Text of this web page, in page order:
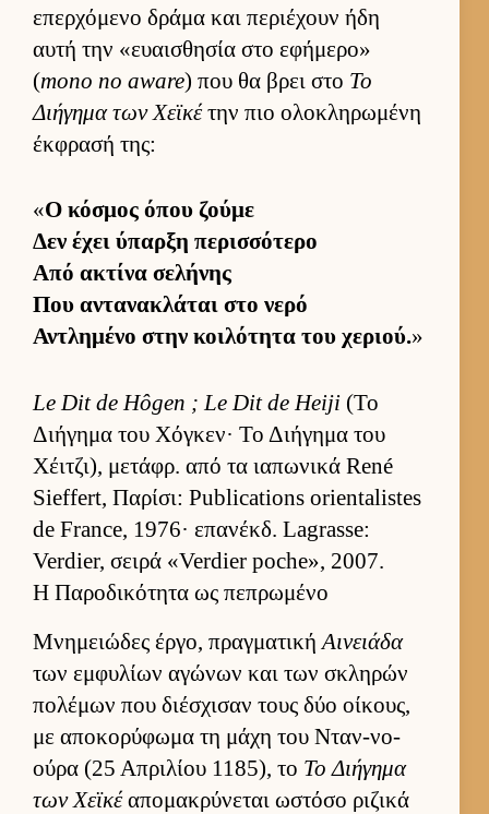
επερ­χόμενο δράμα και περιέχουν ήδη
αυτή την «ευαι­σθησία στο εφήμερο»
(mono no aware) που θα βρει στο Το
Διήγημα των Χεϊκέτην πιο ολοκληρωμένη
έκ­φρασή της:
«Ο κόσμος όπου ζούμε
Δεν έχει ύπαρξη περισ­σότερο
Από ακτίνα σελήνης
Που αντανακλάται στο νερό
Αντλημένο στην κοι­λότητα του χεριού.»
Le Dit de Hôgen ; Le Dit de Heiji (Το
Διήγημα του Χόγκεν· Το Διήγημα του
Χέιτζι), μετάφρ. από τα ια­πωνικά René
Sieffert, Παρίσι: Publications orientalistes
de France, 1976· επανέκδ. Lagrasse:
Verdier, σειρά «Verdier poche», 2007.
Η Παροδικότητα ως πεπρωμένο
Μνημειώδες έρ­γο, πραγ­ματικήΑινειάδα
των εμ­φυλίων αγώνων και των σκληρών
πολέμων που διέσχισαν τους δύο οί­κους,
με αποκορύφωμα τη μάχη του Νταν-νο-
ούρα (25 Απριλίου 1185), το Το Διήγημα
των Χεϊκέαπομακρύνεται ωστόσο ριζικά